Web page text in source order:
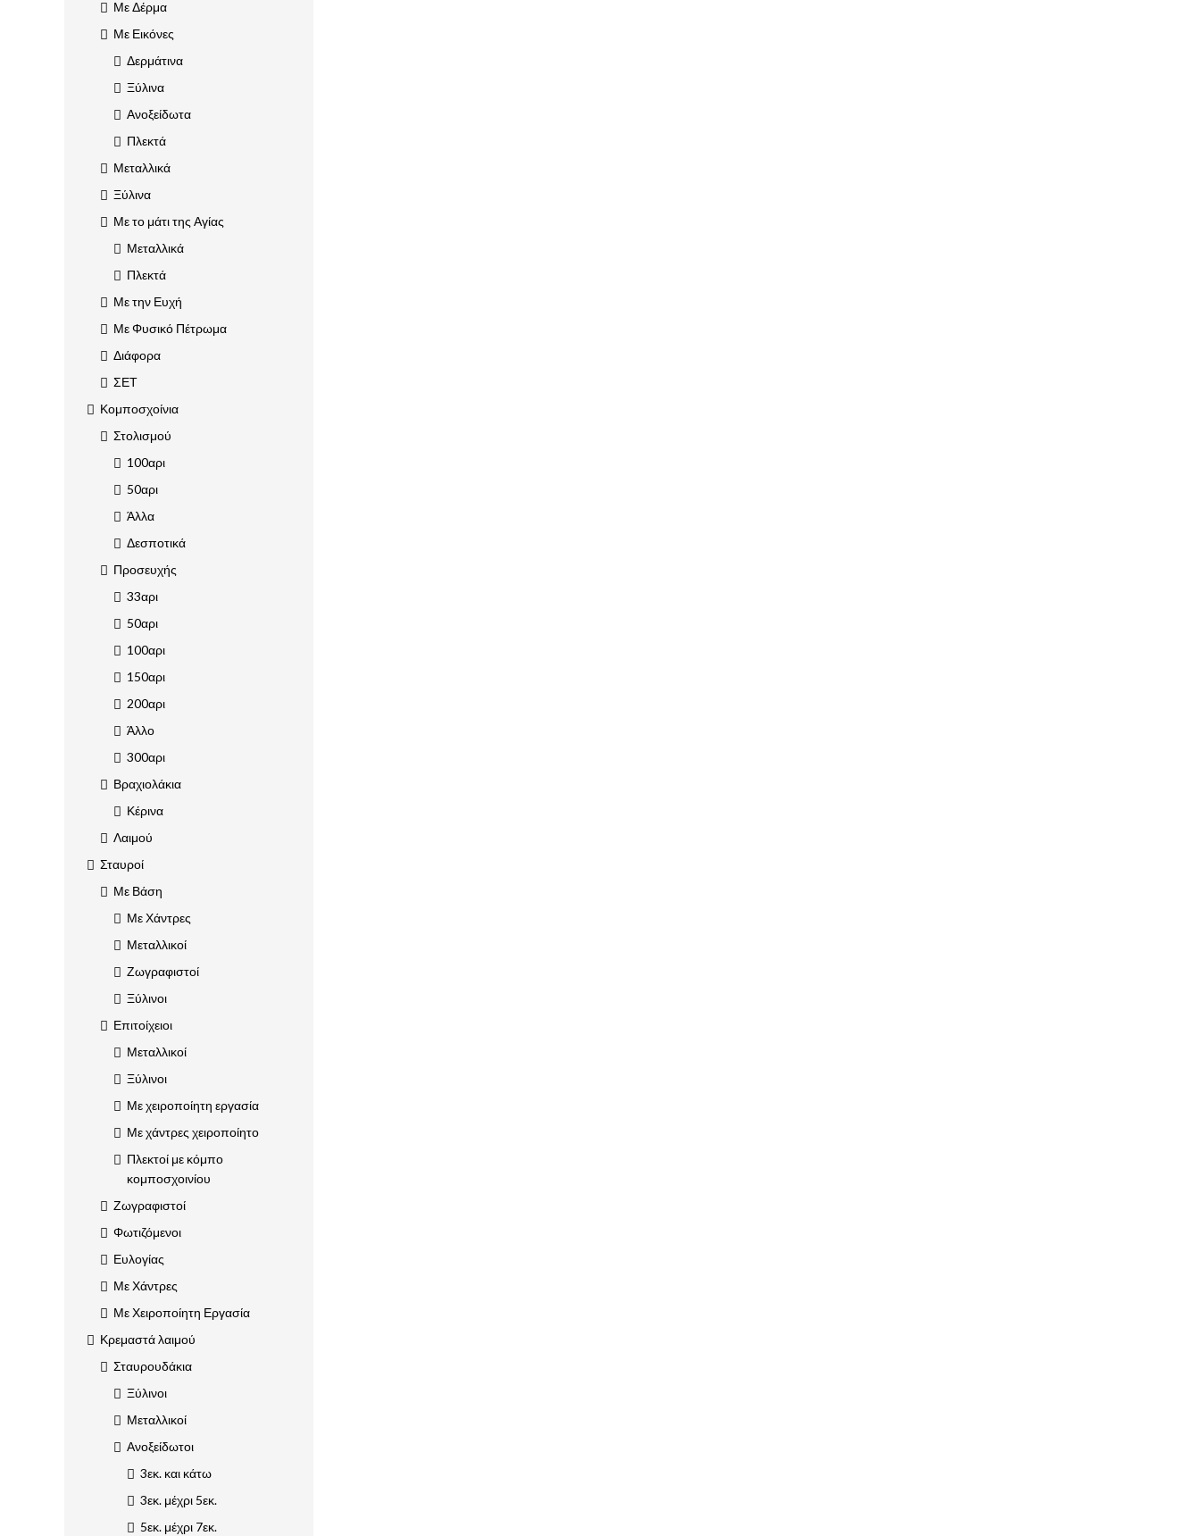
Με Δέρμα
Με Εικόνες
Δερμάτινα
Ξύλινα
Ανοξείδωτα
Πλεκτά
Μεταλλικά
Ξύλινα
Με το μάτι της Αγίας
Μεταλλικά
Πλεκτά
Με την Ευχή
Με Φυσικό Πέτρωμα
Διάφορα
ΣΕΤ
Κομποσχοίνια
Στολισμού
100αρι
50αρι
Άλλα
Δεσποτικά
Προσευχής
33αρι
50αρι
100αρι
150αρι
200αρι
Άλλο
300αρι
Βραχιολάκια
Κέρινα
Λαιμού
Σταυροί
Με Βάση
Με Χάντρες
Μεταλλικοί
Ζωγραφιστοί
Ξύλινοι
Επιτοίχειοι
Μεταλλικοί
Ξύλινοι
Με χειροποίητη εργασία
Με χάντρες χειροποίητο
Πλεκτοί με κόμπο
κομποσχοινίου
Ζωγραφιστοί
Φωτιζόμενοι
Ευλογίας
Με Χάντρες
Με Χειροποίητη Εργασία
Κρεμαστά λαιμού
Σταυρουδάκια
Ξύλινοι
Μεταλλικοί
Ανοξείδωτοι
3εκ. και κάτω
3εκ. μέχρι 5εκ.
5εκ. μέχρι 7εκ.